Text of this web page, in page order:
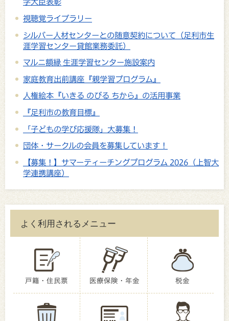
学大臣表彰
視聴覚ライブラリー
シルバー人材センターとの随意契約について（足利市生
涯学習センター貸館業務委託）
マルニ額縁 生涯学習センター施設案内
家庭教育出前講座『親学習プログラム』
人権絵本『いきる のびる ちから』の活用事業
『足利市の教育目標』
「子どもの学び応援隊」大募集！
団体・サークルの会員を募集しています！
【募集！】サマーティーチングプログラム 2026（上智大
学連携講座）
よく利用されるメニュー
戸籍・住民票 医療保険・年金 税金